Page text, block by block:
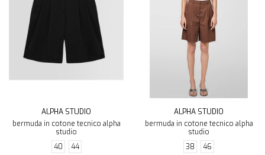
ALPHA STUDIO
bermuda in cotone tecnico alpha
studio
40
44
ALPHA STUDIO
bermuda in cotone tecnico alpha
studio
38
46